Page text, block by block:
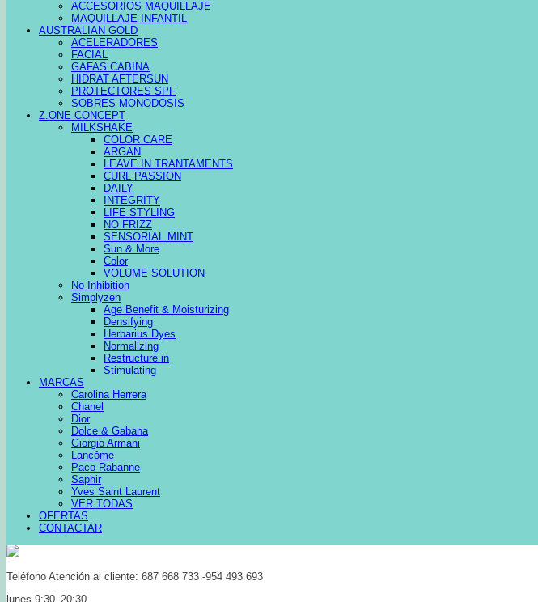
ACCESORIOS MAQUILLAJE
MAQUILLAJE INFANTIL
AUSTRALIAN GOLD
ACELERADORES
FACIAL
GAFAS CABINA
HIDRAT AFTERSUN
PROTECTORES SPF
SOBRES MONODOSIS
Z.ONE CONCEPT
MILKSHAKE
COLOR CARE
ARGAN
LEAVE IN TRANTAMENTS
CURL PASSION
DAILY
INTEGRITY
LIFE STYLING
NO FRIZZ
SENSORIAL MINT
Sun & More
Color
VOLUME SOLUTION
No Inhibition
Simplyzen
Age Benefit & Moisturizing
Densifying
Herbarius Dyes
Normalizing
Restructure in
Stimulating
MARCAS
Carolina Herrera
Chanel
Dior
Dolce & Gabana
Giorgio Armani
Lancôme
Paco Rabanne
Saphir
Yves Saint Laurent
VER TODAS
OFERTAS
CONTACTAR
Teléfono Atención al cliente: 687 668 733 -954 493 693
lunes 9:30–20:30